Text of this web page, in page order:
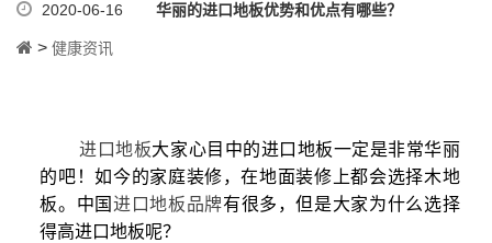
2020-06-16 华丽的进口地板优势和优点有哪些？
> 健康资讯
进口地板大家心目中的进口地板一定是非常华丽
的吧！如今的家庭装修，在地面装修上都会选择木地
板。中国 进口地板品牌有很多，但是大家为什么选择
得高进口地板呢？